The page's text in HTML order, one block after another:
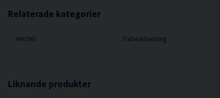
Relaterade kategorier
HiKOKI Träbearbetning
Liknande produkter